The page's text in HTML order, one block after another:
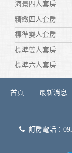
海景四人套房
精緻四人套房
標準雙人套房
標準雙人套房
標準六人套房
首頁 最新消息
訂房電話：